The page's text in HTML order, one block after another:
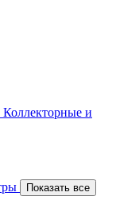
Коллекторные и
Показать все